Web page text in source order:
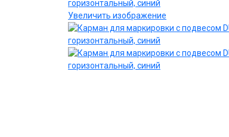
Увеличить изображение